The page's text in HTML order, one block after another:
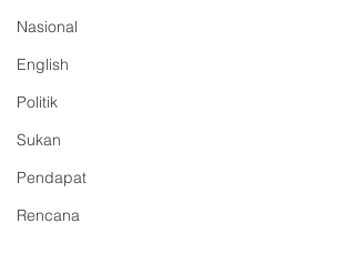
Nasional
English
Politik
Sukan
Pendapat
Rencana